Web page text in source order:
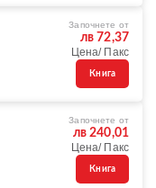
Започнете от
лв 72,37
Цена/ Пакс
Книга
Започнете от
лв 240,01
Цена/ Пакс
Книга